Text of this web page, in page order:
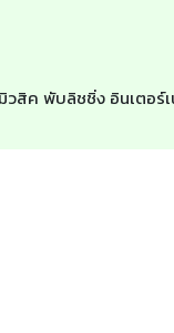
สิค พับลิชชิ่ง อินเตอร์